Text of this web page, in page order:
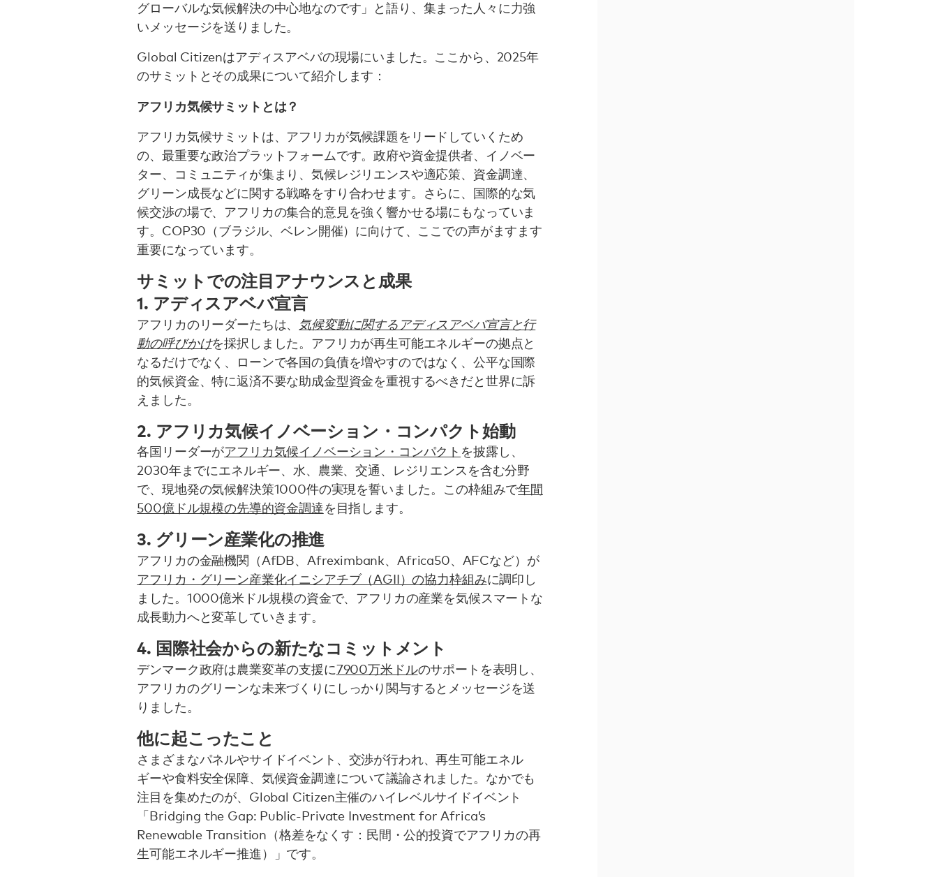
グローバルな気候解決の中心地なのです」と語り、集まった人々に力強
いメッセージを送りました。
Global Citizenはアディスアベバの現場にいました。ここから、2025年
のサミットとその成果について紹介します：
アフリカ気候サミットとは？
アフリカ気候サミットは、アフリカが気候課題をリードしていくため
の、最重要な政治プラットフォームです。政府や資金提供者、イノベー
ター、コミュニティが集まり、気候レジリエンスや適応策、資金調達、
グリーン成長などに関する戦略をすり合わせます。さらに、国際的な気
候交渉の場で、アフリカの集合的意見を強く響かせる場にもなっていま
す。COP30（ブラジル、ベレン開催）に向けて、ここでの声がますます
重要になっています。
サミットでの注目アナウンスと成果
1. アディスアベバ宣言
アフリカのリーダーたちは、 気候変動に関するアディスアベバ宣言と行
動の呼びかけを採択しました。アフリカが再生可能エネルギーの拠点と
なるだけでなく、ローンで各国の負債を増やすのではなく、公平な国際
的気候資金、特に返済不要な助成金型資金を重視するべきだと世界に訴
えました。
2. アフリカ気候イノベーション・コンパクト始動
各国リーダーがアフリカ気候イノベーション・コンパクト を披露し、
2030年までにエネルギー、水、農業、交通、レジリエンスを含む分野
で、現地発の気候解決策1000件の実現を誓いました。この枠組みで年間
500億ドル規模の先導的資金調達を目指します。
3. グリーン産業化の推進
アフリカの金融機関（AfDB、Afreximbank、Africa50、AFCなど）が
アフリカ・グリーン産業化イニシアチブ（AGII）の協力枠組みに調印し
ました。1000億米ドル規模の資金で、アフリカの産業を気候スマートな
成長動力へと変革していきます。
4. 国際社会からの新たなコミットメント
デンマーク政府は農業変革の支援に7900万米ドルのサポートを表明し、
アフリカのグリーンな未来づくりにしっかり関与するとメッセージを送
りました。
他に起こったこと
さまざまなパネルやサイドイベント、交渉が行われ、再生可能エネル
ギーや食料安全保障、気候資金調達について議論されました。なかでも
注目を集めたのが、Global Citizen主催のハイレベルサイドイベント
「Bridging the Gap: Public-Private Investment for Africa’s
Renewable Transition（格差をなくす：民間・公的投資でアフリカの再
生可能エネルギー推進）」です。